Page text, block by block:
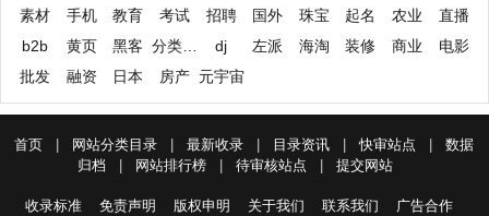
素材
手机 教育 考试 招聘 国外 珠宝 起名 农业
直播
b2b
黄页 黑客 分类信息 dj 左派 海淘 装修 商业
电影
批发
融资 日本 房产 元宇宙
首页 网站分类目录 最新收录 目录资讯 快审站点
数据
归档
网站排行榜 待审核站点 提交网站
收录标准 免责声明 版权申明 关于我们 联系我们 广告合作